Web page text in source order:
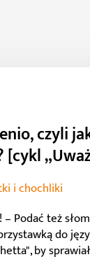
czyli
[cykl
i chochliki
Podać też
do
by